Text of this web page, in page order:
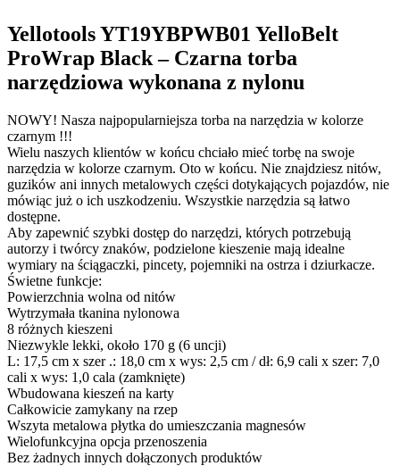
Yellotools YT19YBPWB01 YelloBelt
ProWrap Black – Czarna torba
narzędziowa wykonana z nylonu
NOWY! Nasza najpopularniejsza torba na narzędzia w kolorze
czarnym !!!
Wielu naszych klientów w końcu chciało mieć torbę na swoje
narzędzia w kolorze czarnym. Oto w końcu. Nie znajdziesz nitów,
guzików ani innych metalowych części dotykających pojazdów, nie
mówiąc już o ich uszkodzeniu. Wszystkie narzędzia są łatwo
dostępne.
Aby zapewnić szybki dostęp do narzędzi, których potrzebują
autorzy i twórcy znaków, podzielone kieszenie mają idealne
wymiary na ściągaczki, pincety, pojemniki na ostrza i dziurkacze.
Świetne funkcje:
Powierzchnia wolna od nitów
Wytrzymała tkanina nylonowa
8 różnych kieszeni
Niezwykle lekki, około 170 g (6 uncji)
L: 17,5 cm x szer .: 18,0 cm x wys: 2,5 cm / dł: 6,9 cali x szer: 7,0
cali x wys: 1,0 cala (zamknięte)
Wbudowana kieszeń na karty
Całkowicie zamykany na rzep
Wszyta metalowa płytka do umieszczania magnesów
Wielofunkcyjna opcja przenoszenia
Bez żadnych innych dołączonych produktów